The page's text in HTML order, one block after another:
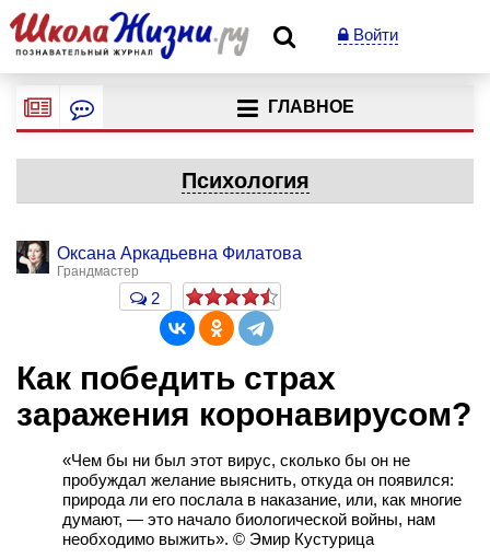
Войти
ГЛАВНОЕ
Психология
Оксана Аркадьевна Филатова
Грандмастер
2
Как победить страх
заражения коронавирусом?
«Чем бы ни был этот вирус, сколько бы он не
пробуждал желание выяснить, откуда он появился:
природа ли его послала в наказание, или, как многие
думают, — это начало биологической войны, нам
необходимо выжить». © Эмир Кустурица